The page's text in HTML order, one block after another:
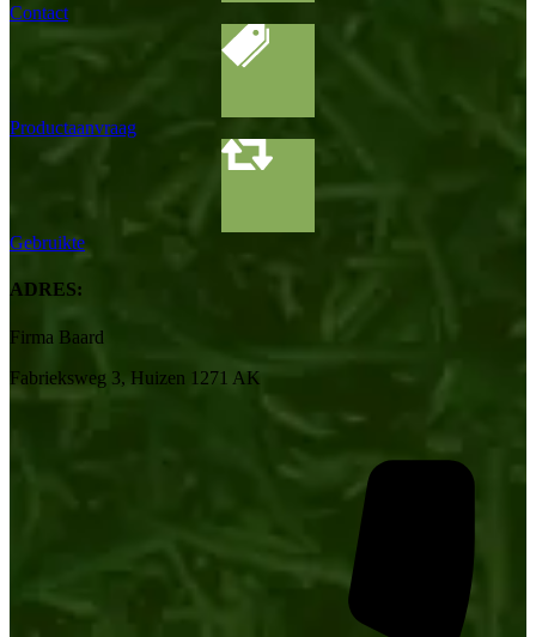
Contact
Productaanvraag
Gebruikte
ADRES:
Firma Baard
Fabrieksweg 3, Huizen 1271 AK